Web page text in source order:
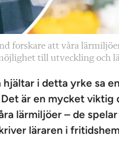
forskare att våra
till utveckling och
hjältar i detta yrke sa
är en mycket
lärmiljöer – de
läraren i